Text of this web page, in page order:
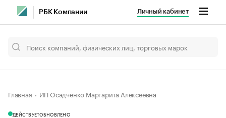
РБК Компании Личный кабинет
Главная ИП Осадченко Маргарита Алексеевна
ДЕЙСТВУЕТОБНОВЛЕНО